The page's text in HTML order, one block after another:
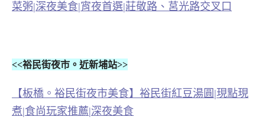
菜粥|深夜美食|宵夜首選|莊敬路、莒光路交叉口
<<裕民街夜市。近新埔站>>
【板橋。裕民街夜市美食】裕民街紅豆湯圓|現點現
煮|食尚玩家推薦|深夜美食